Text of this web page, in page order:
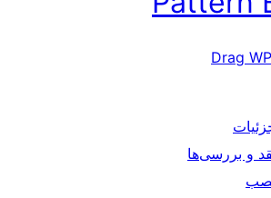
Drag WP
و بررسی‌ها